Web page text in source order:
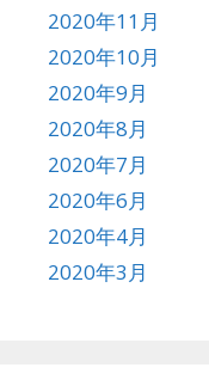
2020年11月
2020年10月
2020年9月
2020年8月
2020年7月
2020年6月
2020年4月
2020年3月